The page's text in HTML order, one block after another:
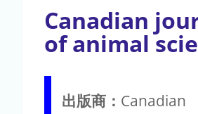
Canadian
of animal
出版商： Canadian